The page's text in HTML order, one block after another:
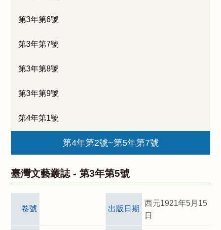
第3年第6號
第3年第7號
第3年第8號
第3年第9號
第4年第1號
第4年第2號~第5年第7號
臺灣文藝叢誌 -第3年第5號
卷號 出版日期
西元1921年5月15
日